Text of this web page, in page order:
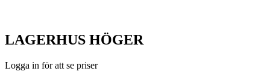
LAGERHUS HÖGER
Logga in för att se priser